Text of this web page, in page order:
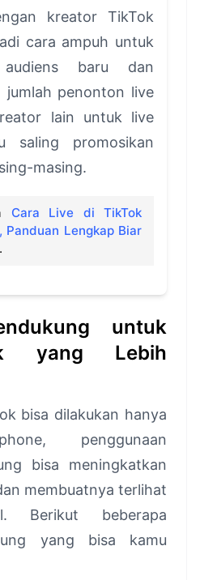
kreator TikTok
cara ampuh untuk
audiens baru dan
jumlah penonton live
lain untuk live
saling promosikan
masing.
Cara Live di TikTok
Panduan Lengkap Biar
untuk
yang Lebih
bisa dilakukan hanya
penggunaan
bisa meningkatkan
membuatnya terlihat
Berikut beberapa
yang bisa kamu